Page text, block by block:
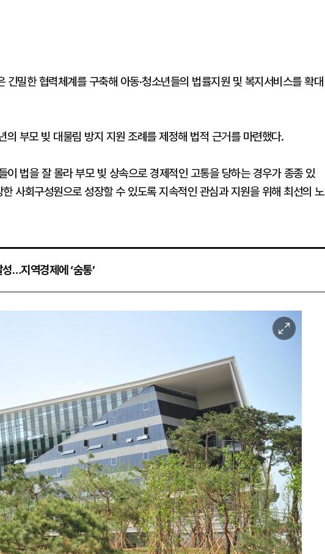
긴밀한 협력체계를 구축해 아동·청소년들의 법률지원 및 복지서비스를 확대
의 부모 빚 대물림 방지 지원 조례를 제정해 법적 근거를 마련했다.
이 법을 잘 몰라 부모 빚 상속으로 경제적인 고통을 당하는 경우가 종종 있
한 사회구성원으로 성장할 수 있도록 지속적인 관심과 지원을 위해 최선의 노
…지역경제에 ‘숨통’
이
미